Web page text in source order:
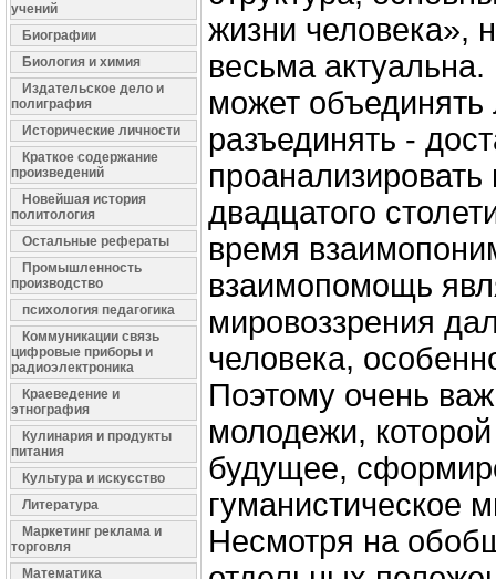
учений
Биографии
Биология и химия
Издательское дело и
полиграфия
Исторические личности
Краткое содержание
произведений
Новейшая история
политология
Остальные рефераты
Промышленность
производство
психология педагогика
Коммуникации связь
цифровые приборы и
радиоэлектроника
Краеведение и
этнография
Кулинария и продукты
питания
Культура и искусство
Литература
Маркетинг реклама и
торговля
Математика
жизни человека»,
весьма
может
разъединять -
двадцатого
время
взаимопомощь
мировоззрения
человека,
Поэтому очень
молодежи,
будущее,
гуманистическое
Несмотря на